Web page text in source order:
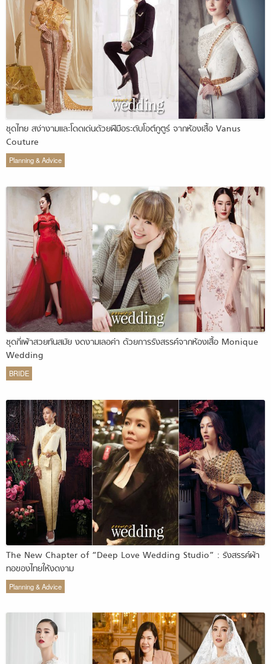
ชุดไทย สง่างามและโดดเด่นด้วยฝีมือระดับโอต์กูตูร์ จากห้องเสื้อ Vanus
Couture
Planning & Advice
ชุดกี่เพ้าสวยทันสมัย งดงามเลอค่า ด้วยการรังสรรค์จากห้องเสื้อ Monique
Wedding
BRIDE
The New Chapter of “Deep Love Wedding Studio” : รังสรรค์ผ้า
ทอของไทยให้งดงาม
Planning & Advice